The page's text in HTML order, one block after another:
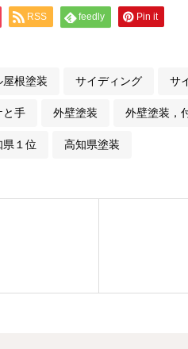
RSS feedly Pin it
屋根塗装 サイディング サ
と手 外壁塗装 外壁塗装，
県１位 高知県塗装